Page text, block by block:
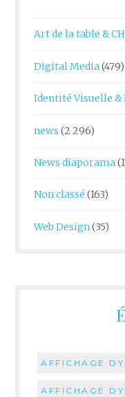
Art de la table &
Digital Media(479)
Identité Visuelle
news (2 296)
News diaporama
Non classé (163)
Web Design(35)
AFFICHAGE
AFFICHAGE